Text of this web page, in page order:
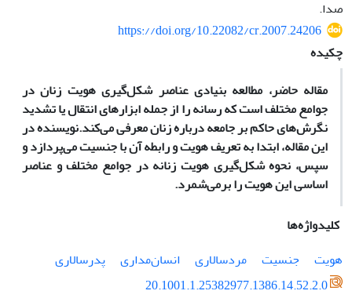
صدا.
https://doi.org/10.22082/cr.2007.24206
چکیده
مقاله حاضر، مطالعه بنیادی عناصر شکل‌گیری هویت زنان در
جوامع مختلف است که رسانه را از جمله ابزارهای انتقال یا تشدید
نگرش‌های حاکم بر جامعه درباره زنان معرفی می‌کند.نویسنده در
این مقاله، ابتدا به تعریف هویت و رابطه آن با جنسیت می‌پردازد و
سپس، نحوه شکل‌گیری هویت زنانه در جوامع مختلف و عناصر
اساسی این هویت را برمی‌شمرد.
کلیدواژه‌ها
هویت
جنسیت مردسالاری انسان‌مداری
پدرسالاری
20.1001.1.25382977.1386.14.52.2.0